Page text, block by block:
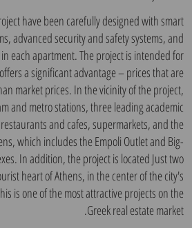
have been carefully designed with smart
advanced security and safety systems, and
each apartment. The project is intended for
a significant advantage – prices that are
market prices. In the vicinity of the project,
and metro stations, three leading academic
and cafes, supermarkets, and the
which includes the Empoli Outlet and Big-
In addition, the project is located Just two
heart of Athens, in the center of the city's
is one of the most attractive projects on the
Greek real estate market.